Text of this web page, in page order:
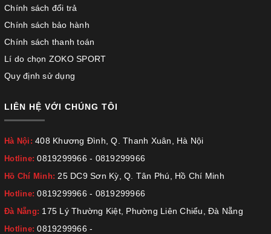
Chính sách đổi trả
Chính sách bảo hành
Chính sách thanh toán
Lí do chọn ZOKO SPORT
Quy định sử dụng
LIÊN HỆ VỚI CHÚNG TÔI
Hà Nội: 408 Khương Đình, Q. Thanh Xuân, Hà Nội
Hotline:0819299966 - 0819299966
Hồ Chí Minh: 25 DC9 Sơn Kỳ, Q. Tân Phú, Hồ Chí Minh
Hotline:0819299966 - 0819299966
Đà Nẵng: 175 Lý Thường Kiệt, Phường Liên Chiểu, Đà Nẵng
Hotline:0819299966 -